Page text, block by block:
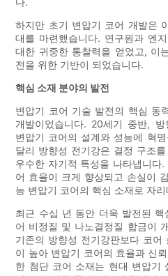
하지만 초기 변압기 코어 개발은
대를 마련했습니다. 연구원과 엔
대한 귀중한 통찰력을 얻었고, 이
전을 위한 기반이 되었습니다.
핵심 소재 분야의 발전
변압기 코어 기술 발전의 핵심 동
개발이었습니다. 20세기 중반, 방
변압기 코어의 설계와 성능에 혁
달리 방향성 전기강은 결정 구조
우수한 자기적 특성을 나타냅니다
어 효율이 크게 향상되고 손실이
능 변압기 코어의 핵심 소재로 자
최근 수십 년 동안 더욱 발전된
어 비정질 및 나노결정질 합금이
기존의 방향성 전기강판보다 코
이 높아 변압기 코어의 효율과 신
한 첨단 코어 소재는 현대 변압기